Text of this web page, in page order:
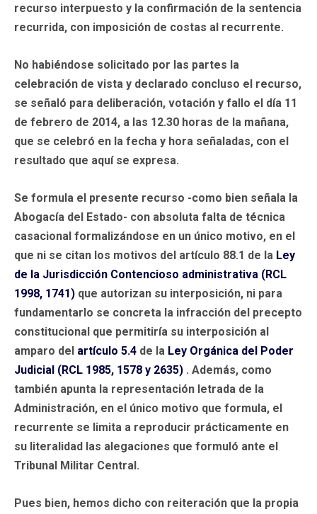
recurso interpuesto y la confirmación de la sentencia
recurrida, con imposición de costas al recurrente.
No habiéndose solicitado por las partes la
celebración de vista y declarado concluso el recurso,
se señaló para deliberación, votación y fallo el día 11
de febrero de 2014, a las 12.30 horas de la mañana,
que se celebró en la fecha y hora señaladas, con el
resultado que aquí se expresa.
Se formula el presente recurso -como bien señala la
Abogacía del Estado- con absoluta falta de técnica
casacional formalizándose en un único motivo, en el
que ni se citan los motivos del artículo 88.1 de la Ley
de la Jurisdicción Contencioso administrativa (RCL
1998, 1741) que autorizan su interposición, ni para
fundamentarlo se concreta la infracción del precepto
constitucional que permitiría su interposición al
amparo del artículo 5.4 de la Ley Orgánica del Poder
Judicial (RCL 1985, 1578 y 2635) . Además, como
también apunta la representación letrada de la
Administración, en el único motivo que formula, el
recurrente se limita a reproducir prácticamente en
su literalidad las alegaciones que formuló ante el
Tribunal Militar Central.
Pues bien, hemos dicho con reiteración que la propia